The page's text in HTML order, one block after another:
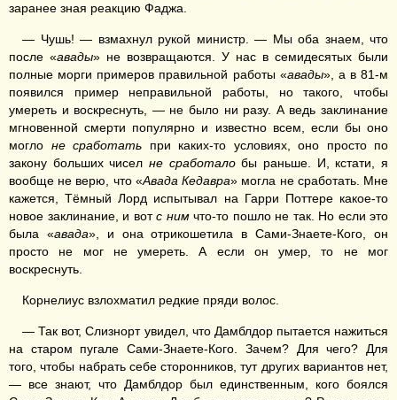
заранее зная реакцию Фаджа.
— Чушь! — взмахнул рукой министр. — Мы оба знаем, что
после «авады» не возвращаются. У нас в семидесятых были
полные морги примеров правильной работы «авады», а в 81-м
появился пример неправильной работы, но такого, чтобы
умереть и воскреснуть, — не было ни разу. А ведь заклинание
мгновенной смерти популярно и известно всем, если бы оно
могло не сработать при каких-то условиях, оно просто по
закону больших чисел не сработалобы раньше. И, кстати, я
вообще не верю, что «Авада Кедавра» могла не сработать. Мне
кажется, Тёмный Лорд испытывал на Гарри Поттере какое-то
новое заклинание, и вотс нимчто-то пошло не так. Но если это
была «авада», и она отрикошетила в Сами-Знаете-Кого, он
просто не мог не умереть. А если он умер, то не мог
воскреснуть.
Корнелиус взлохматил редкие пряди волос.
— Так вот, Слизнорт увидел, что Дамблдор пытается нажиться
на старом пугале Сами-Знаете-Кого. Зачем? Для чего? Для
того, чтобы набрать себе сторонников, тут других вариантов нет,
— все знают, что Дамблдор был единственным, кого боялся